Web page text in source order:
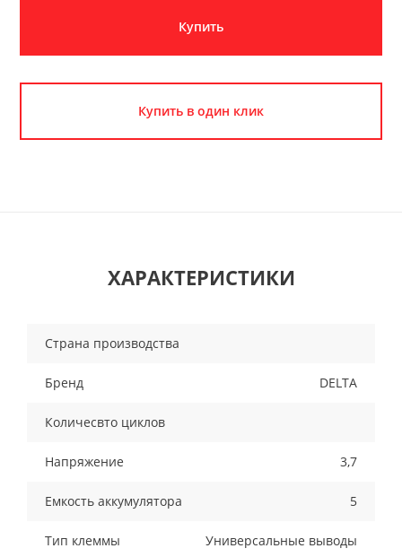
Купить
Купить в один клик
ХАРАКТЕРИСТИКИ
Страна производства
Бренд DELTA
Количесвто циклов
Напряжение 3,7
Емкость аккумулятора 5
Тип клеммы Универсальные выводы